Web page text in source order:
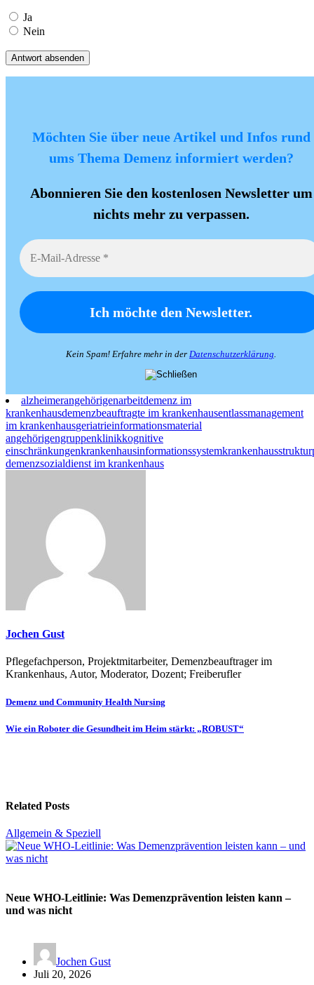
Ja
Nein
Antwort absenden
Möchten Sie über neue Artikel und Infos rund
ums Thema Demenz informiert werden?
Abonnieren Sie den kostenlosen Newsletter um
nichts mehr zu verpassen.
Kein Spam! Erfahre mehr in der Datenschutzerklärung
alzheimerangehörigenarbeitdemenz im
krankenhausdemenzbeauftragte im krankenhausentlassmanagement
im krankenhausgeriatrieinformationsmaterial
angehörigengruppenklinikkognitive
einschränkungenkrankenhausinformationssystemkrankenhausstruktur
demenzsozialdienst im krankenhaus
Jochen Gust
Pflegefachperson, Projektmitarbeiter, Demenzbeauftrager im
Krankenhaus, Autor, Moderator, Dozent; Freiberufler
Beitragsnavigation
Demenz und Community Health Nursing
Wie ein Roboter die Gesundheit im Heim stärkt: „ROBUST“
Related Posts
Allgemein & Speziell
Neue WHO-Leitlinie: Was Demenzprävention leisten kann –
und was nicht
Jochen Gust
Juli 20, 2026